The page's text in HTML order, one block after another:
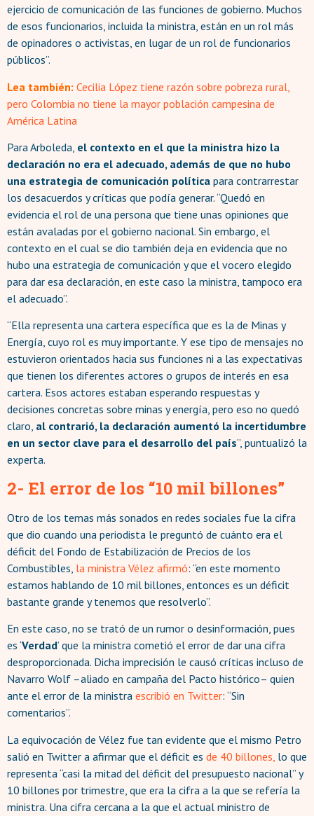
ejercicio de comunicación de las funciones de gobierno. Muchos
de esos funcionarios, incluida la ministra, están en un rol más
de opinadores o activistas, en lugar de un rol de funcionarios
públicos”.
Lea también: Cecilia López tiene razón sobre pobreza rural,
pero Colombia no tiene la mayor población campesina de
América Latina
Para Arboleda, el contexto en el que la ministra hizo la
declaración no era el adecuado, además de que no hubo
una estrategia de comunicación política para contrarrestar
los desacuerdos y críticas que podía generar. “Quedó en
evidencia el rol de una persona que tiene unas opiniones que
están avaladas por el gobierno nacional. Sin embargo, el
contexto en el cual se dio también deja en evidencia que no
hubo una estrategia de comunicación y que el vocero elegido
para dar esa declaración, en este caso la ministra, tampoco era
el adecuado”.
“Ella representa una cartera específica que es la de Minas y
Energía, cuyo rol es muy importante. Y ese tipo de mensajes no
estuvieron orientados hacia sus funciones ni a las expectativas
que tienen los diferentes actores o grupos de interés en esa
cartera. Esos actores estaban esperando respuestas y
decisiones concretas sobre minas y energía, pero eso no quedó
claro, al contrarió, la declaración aumentó la incertidumbre
en un sector clave para el desarrollo del país”, puntualizó la
experta.
2- El error de los “10 mil billones”
Otro de los temas más sonados en redes sociales fue la cifra
que dio cuando una periodista le preguntó de cuánto era el
déficit del Fondo de Estabilización de Precios de los
Combustibles, la ministra Vélez afirmó: “en este momento
estamos hablando de 10 mil billones, entonces es un déficit
bastante grande y tenemos que resolverlo”.
En este caso, no se trató de un rumor o desinformación, pues
es ‘Verdad’ que la ministra cometió el error de dar una cifra
desproporcionada. Dicha imprecisión le causó críticas incluso de
Navarro Wolf –aliado en campaña del Pacto histórico– quien
ante el error de la ministra escribió en Twitter: “Sin
comentarios”.
La equivocación de Vélez fue tan evidente que el mismo Petro
salió en Twitter a afirmar que el déficit es de 40 billones, lo que
representa “casi la mitad del déficit del presupuesto nacional” y
10 billones por trimestre, que era la cifra a la que se refería la
ministra. Una cifra cercana a la que el actual ministro de